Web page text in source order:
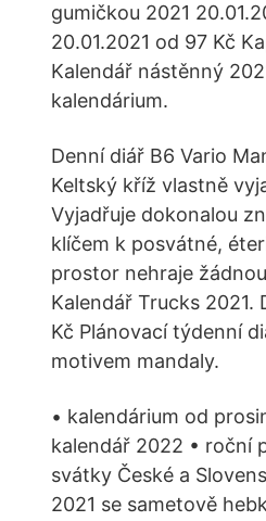
gumičkou 2021
20.01.2021 od 97 Kč
Kalendář nástěnný
kalendárium.
Denní diář B6 Vario
Keltský kříž vlastně
Vyjadřuje dokonalou
klíčem k posvátné,
prostor nehraje
Kalendář Trucks 2021.
Kč Plánovací týdenní
motivem mandaly.
• kalendárium od
kalendář 2022 • roční
svátky České a
2021 se sametově